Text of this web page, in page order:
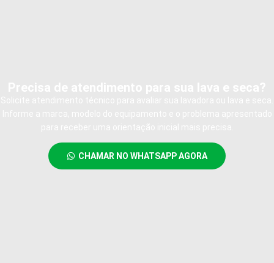
CHAMAR NO WHATSAPP AGORA